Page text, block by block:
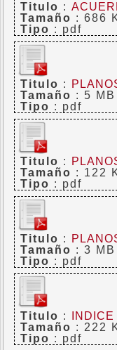
Titulo :
Tamaño : 686
Tipo : pdf
Titulo :
Tamaño : 5 MB
Tipo : pdf
Titulo :
Tamaño : 122
Tipo : pdf
Titulo :
Tamaño : 3 MB
Tipo : pdf
Titulo :
Tamaño : 222
Tipo : pdf